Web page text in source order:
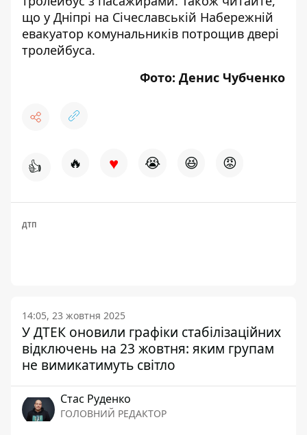
що у Дніпрі на Січеславській Набережній
евакуатор комунальників потрощив двері
тролейбуса.
Фото: Денис Чубченко
👍 🔥 ♥ 😭 😆 😡
ДТП
14:05, 23 жовтня 2025
У ДТЕК оновили графіки стабілізаційних
відключень на 23 жовтня: яким групам
не вимикатимуть світло
Стас Руденко
ГОЛОВНИЙ РЕДАКТОР